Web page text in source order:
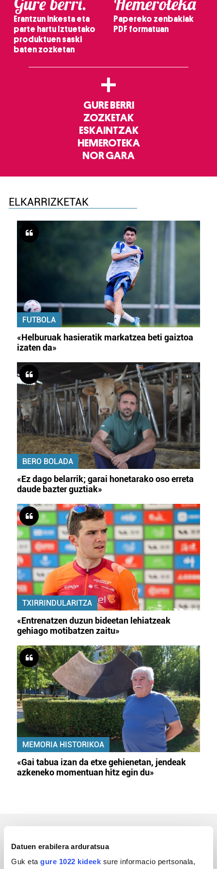
Datuen erabilera arduratsua
Guk eta gure 1022 kideek sure informacio pertsonala,
Erantzun inkesta eta
parte hartu Iztuetako
produktuen saski
baten zozketan
Papereko zenbakiak
PDF formatuan
+
GURE BERRI
ZOZKETAK
ESKAINTZAK
HEMEROTEKA
NOR GARA
ELKARRIZKETAK
FUTBOLA
«Helburuak hasieratik markatzea beti gaiztoa
izaten da»
BERO BOLADA
«Ez dago belarrik; garai honetarako oso erreta
daude bazter guztiak»
TXIRRINDULARITZA
«Entrenatzen duzun bideetan lehiatzeak
gehiago motibatzen zaitu»
MEMORIA HISTORIKOA
«Gai tabua izan da etxe gehienetan, jendeak
azkeneko momentuan hitz egin du»